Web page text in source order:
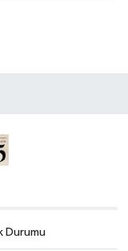
Durumu